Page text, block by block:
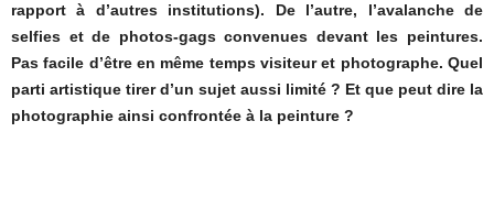
rapport à d’autres institutions). De l’autre, l’avalanche de
selfies et de photos-gags convenues devant les peintures.
Pas facile d’être en même temps visiteur et photographe. Quel
parti artistique tirer d’un sujet aussi limité ? Et que peut dire la
photographie ainsi confrontée à la peinture ?